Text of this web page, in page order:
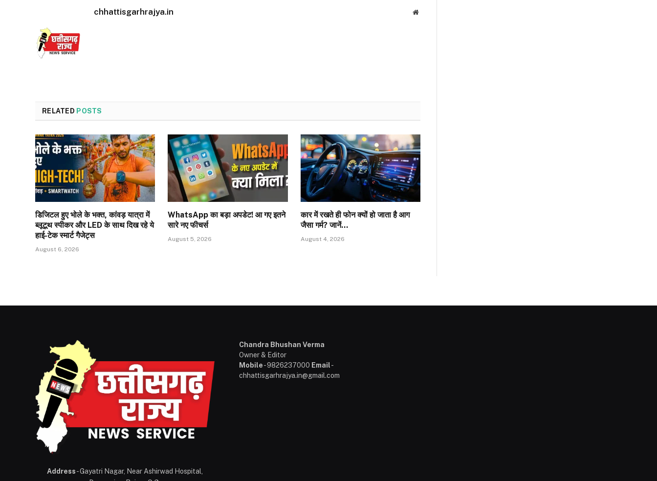
chhattisgarhrajya.in Website
RELATED POSTS
डिजिटल हुए भोले के भक्त, कांवड़ यात्रा में
ब्लूटूथ स्पीकर और LED के साथ दिख रहे ये
हाई-टेक स्मार्ट गैजेट्स
August 6, 2026
WhatsApp का बड़ा अपडेट! आ गए इतने
सारे नए फीचर्स
August 5, 2026
कार में रखते ही फोन क्यों हो जाता है आग
जैसा गर्म? जानें…
August 4, 2026
Address- Gayatri Nagar, Near Ashirwad Hospital,
Chandra Bhushan Verma
Owner & Editor
Mobile- 9826237000 Email-
chhattisgarhrajya.in@gmail.com